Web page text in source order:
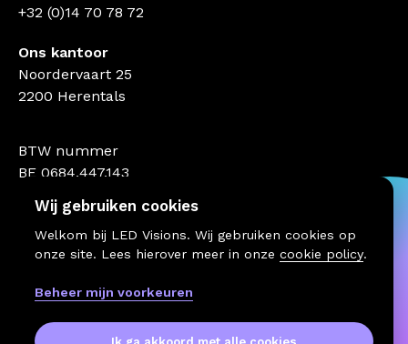
+32 (0)14 70 78 72
Ons kantoor
Noordervaart 25
2200 Herentals
BTW nummer
BE 0684.447.143
Wij gebruiken cookies
Welkom bij LED Visions. Wij gebruiken cookies op
onze site. Lees hierover meer in onzecookie policy.
Beheer mijn voorkeuren
Ik ga akkoord met alle cookies